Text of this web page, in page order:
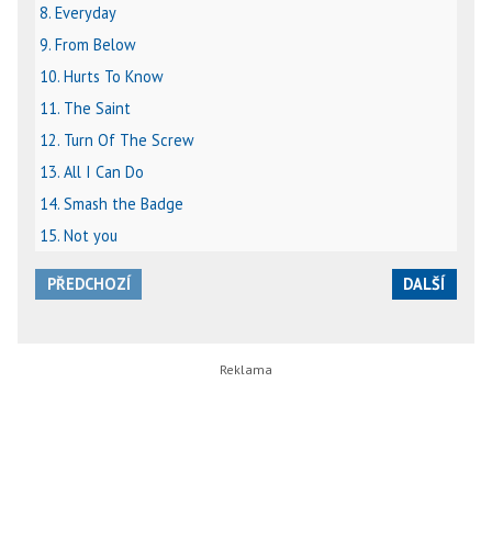
8. Everyday
9. From Below
10. Hurts To Know
11. The Saint
12. Turn Of The Screw
13. All I Can Do
14. Smash the Badge
15. Not you
PŘEDCHOZÍ DALŠÍ